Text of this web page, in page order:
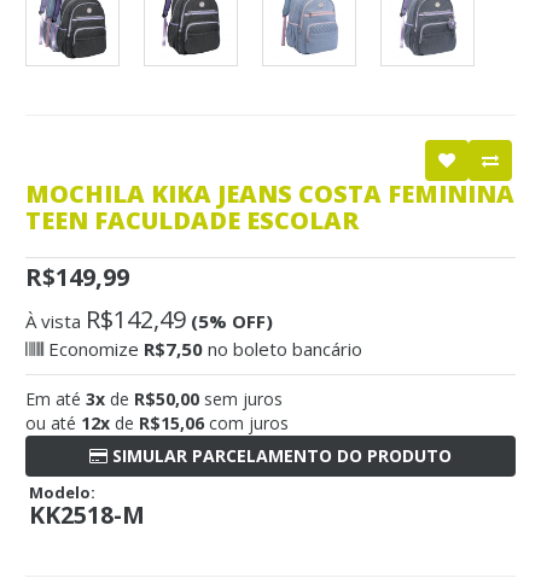
MOCHILA KIKA JEANS COSTA FEMININA
TEEN FACULDADE ESCOLAR
R$149,99
À vista R$142,49 (5% OFF)
Economize R$7,50 no boleto bancário
Em até 3x de R$50,00 sem juros
ou até 12x de R$15,06 com juros
SIMULAR PARCELAMENTO DO PRODUTO
Modelo:
KK2518-M